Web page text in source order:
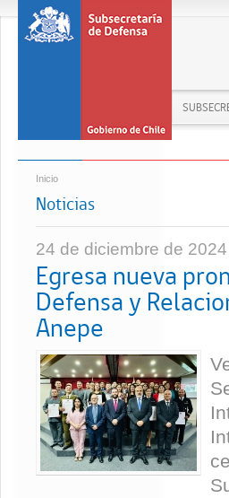
Inicio
Noticias
24 de diciembre de 2024
Egresa nueva
Defensa y
Anepe